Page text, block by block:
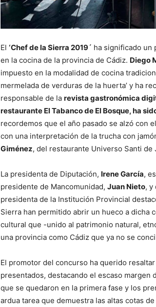
El ‘Chef de la Sierra 2019´ ha significado un
en la cocina de la provincia de Cádiz. Diego
impuesto en la modalidad de cocina
mermelada de verduras de la huerta’ y ha
responsable de la revista gastronómica
restaurante El Tabanco de El Bosque, ha
recordemos que el año pasado se alzó con
con una interpretación de la trucha con
Giménez, del restaurante Universo Santi
La presidenta de Diputación, Irene García,
presidente de Mancomunidad, Juan Nieto, y
presidenta de la Institución Provincial
Sierra han permitido abrir un hueco a dicha
cultural que -unido al patrimonio natural,
una provincia como Cádiz que ya no se
El promotor del concurso ha querido
presentados, destacando el escaso
que se quedaron en la primera fase y los
ardua tarea que demuestra las altas cotas